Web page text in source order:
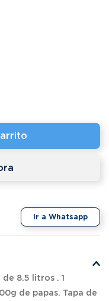
Ir a Whatsapp
8.5 litros . 1
de papas. Tapa de